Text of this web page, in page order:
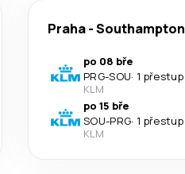
Praha-Southampton
po 08 bře
PRG-SOU· 1 přestup
KLM
po 15 bře
SOU-PRG· 1 přestup
KLM